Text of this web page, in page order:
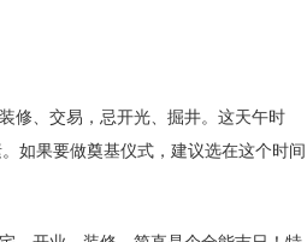
修、交易，忌开光、掘井。这天午时
如果要做奠基仪式，建议选在这个时间